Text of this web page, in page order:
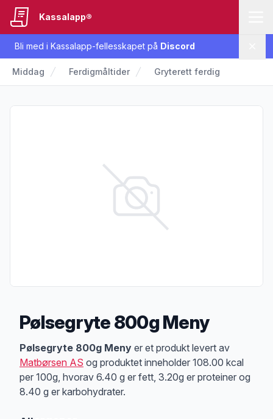
Bli med i Kassalapp-fellesskapet på Discord
Kassalapp®
Middag Ferdigmåltider Gryterett ferdig
Pølsegryte 800g Meny
Produktbeskrivelse
Pølsegryte 800g Meny er et produkt levert av
Matbørsen AS og produktet inneholder 108.00 kcal
per 100g, hvorav 6.40 g er fett, 3.20g er proteiner og
8.40 g er karbohydrater.